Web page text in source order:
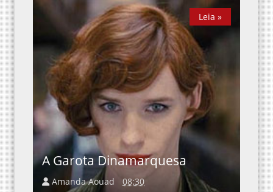
A Garota Dinamarquesa
Amanda Aouad
08:30
Leia »
Leia »